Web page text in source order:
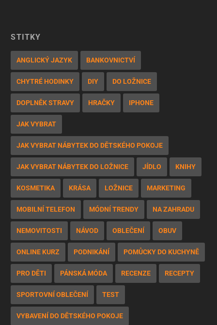
ŠTÍTKY
ANGLICKÝ JAZYK BANKOVNICTVÍ
CHYTRÉ HODINKY DIY DO LOŽNICE
DOPLNĚK STRAVY HRAČKY IPHONE
JAK VYBRAT
JAK VYBRAT NÁBYTEK DO DĚTSKÉHO POKOJE
JAK VYBRAT NÁBYTEK DO LOŽNICE JÍDLO KNIHY
KOSMETIKA KRÁSA LOŽNICE MARKETING
MOBILNÍ TELEFON MÓDNÍ TRENDY NA ZAHRADU
NEMOVITOSTI NÁVOD OBLEČENÍ OBUV
ONLINE KURZ PODNIKÁNÍ POMŮCKY DO KUCHYNĚ
PRO DĚTI PÁNSKÁ MÓDA RECENZE RECEPTY
SPORTOVNÍ OBLEČENÍ TEST
VYBAVENÍ DO DĚTSKÉHO POKOJE